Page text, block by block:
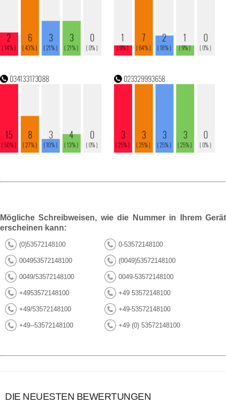
Mögliche Schreibweisen, wie die Nummer in Ihrem Gerät
erscheinen kann:
(0)53572148100 0-53572148100
004953572148100 (0049)53572148100
0049/53572148100 0049-53572148100
+4953572148100 +49 53572148100
+49/53572148100 +49-53572148100
+49--53572148100 +49 (0) 53572148100
DIE NEUESTEN BEWERTUNGEN